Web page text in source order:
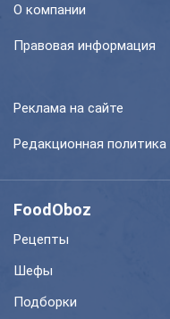
О компании
Правовая информация
Реклама на сайте
Редакционная политика
FoodOboz
Рецепты
Шефы
Подборки